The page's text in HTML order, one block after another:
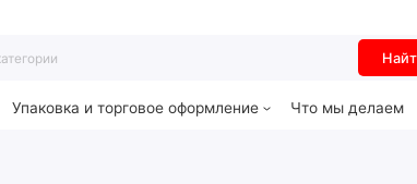
Упаковка и торговое оформление Что мы делаем